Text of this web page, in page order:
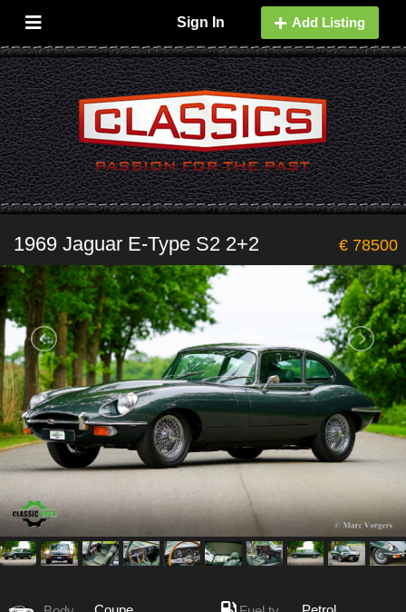
Sign In Add Listing
1969 Jaguar E-Type S2 2+2 € 78500